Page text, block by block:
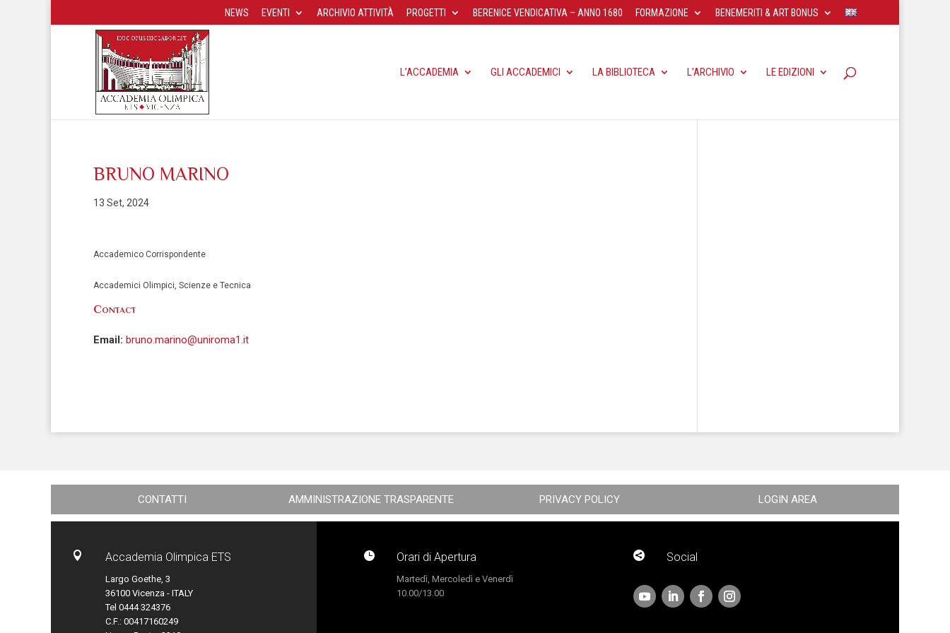
NEWS EVENTI ARCHIVIO ATTIVITÀ PROGETTI BERENICE VENDICATIVA – ANNO 1680 FORMAZIONE BENEMERITI & ART BONUS
L’ACCADEMIA GLI ACCADEMICI LA BIBLIOTECA L’ARCHIVIO LE EDIZIONI
BRUNO MARINO
13 Set, 2024
Accademico Corrispondente
Accademici Olimpici, Scienze e Tecnica
Contact
Email: bruno.marino@uniroma1.it
CONTATTI AMMINISTRAZIONE TRASPARENTE PRIVACY POLICY LOGIN AREA
 Accademia Olimpica ETS
Largo Goethe, 3
36100 Vicenza - ITALY
Tel 0444 324376
C.F.: 00417160249
 Orari di Apertura
Martedì, Mercoledì e Venerdì
10.00/13.00
 Social